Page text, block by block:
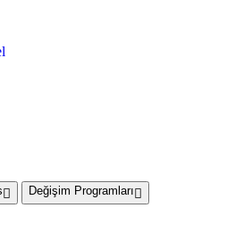
Değişim Programları